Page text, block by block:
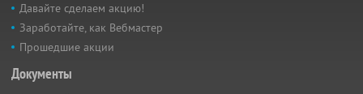
Давайте сделаем акцию!
Заработайте, как Вебмастер
Прошедшие акции
Документы